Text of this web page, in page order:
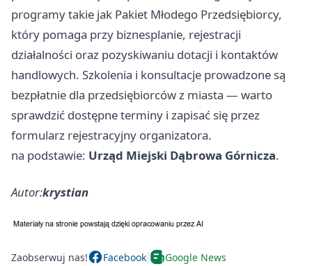
programy takie jak Pakiet Młodego Przedsiębiorcy,
który pomaga przy biznesplanie, rejestracji
działalności oraz pozyskiwaniu dotacji i kontaktów
handlowych. Szkolenia i konsultacje prowadzone są
bezpłatnie dla przedsiębiorców z miasta — warto
sprawdzić dostępne terminy i zapisać się przez
formularz rejestracyjny organizatora.
na podstawie: Urząd Miejski Dąbrowa Górnicza.
Autor:krystian
Zaobserwuj nas! Facebook Google News